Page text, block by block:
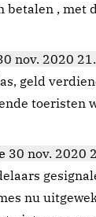
betalen , met
nov. 2020
geld
toeristen
30 nov. 2020
nu